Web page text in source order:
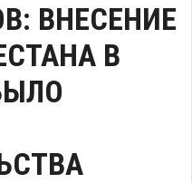
ВНЕСЕНИЕ
В